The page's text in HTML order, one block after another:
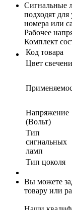
Сигнальные
подходят
номера или
Рабочее
Комплект
Код товара
Цвет
Напряжение
(Вольт)
Тип
сигнальных
ламп
Тип цоколя
Вы можете
товару или